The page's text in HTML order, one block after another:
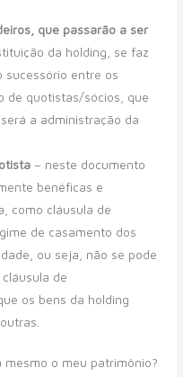
que passarão a ser
da holding, se faz
sucessório entre os
de quotistas/sócios, que
a administração da
– neste documento
benéficas e
como cláusula de
de casamento dos
ou seja, não se pode
de
os bens da holding
mesmo o meu patrimônio?